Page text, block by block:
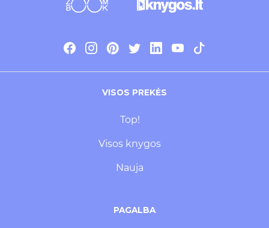
VISOS PREKĖS
Top!
Visos knygos
Nauja
PAGALBA